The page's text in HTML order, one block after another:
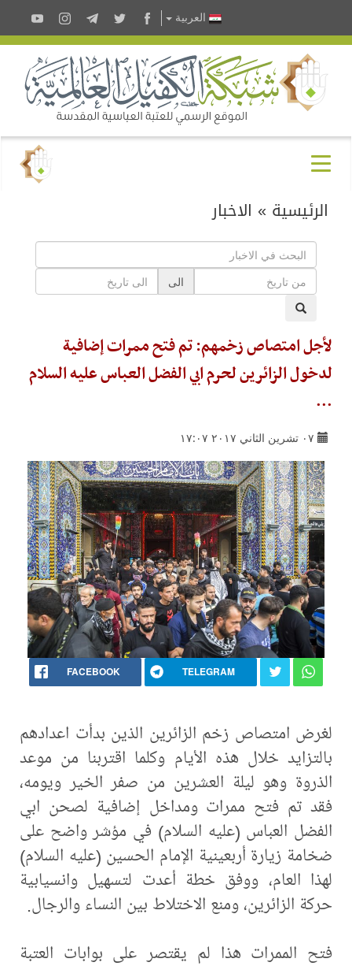
العربية
الرئيسية » الاخبار
الى
لأجل امتصاص زخمهم: تم فتح ممرات إضافية
لدخول الزائرين لحرم ابي الفضل العباس عليه السلام
...
٠٧ تشرين الثاني ٢٠١٧ ١٧:٠٧
FACEBOOK TELEGRAM
لغرض امتصاص زخم الزائرين الذين بدأت اعدادهم
بالتزايد خلال هذه الأيام وكلما اقتربنا من موعد
الذروة وهو ليلة العشرين من صفر الخير ويومه،
فقد تم فتح ممرات ومداخل إضافية لصحن ابي
الفضل العباس (عليه السلام) في مؤشر واضح على
ضخامة زيارة أربعينية الإمام الحسين (عليه السلام)
لهذا العام، ووفق خطة أعدت لتسهيل وانسيابية
حركة الزائرين، ومنع الاختلاط بين النساء والرجال.
فتح الممرات هذا لم يقتصر على بوابات العتبة